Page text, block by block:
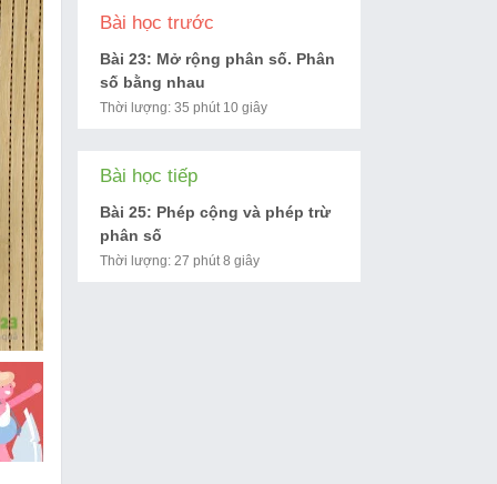
Bài học trước
Bài 23: Mở rộng phân số. Phân
số bằng nhau
Thời lượng: 35 phút 10 giây
Bài học tiếp
Bài 25: Phép cộng và phép trừ
phân số
Thời lượng: 27 phút 8 giây